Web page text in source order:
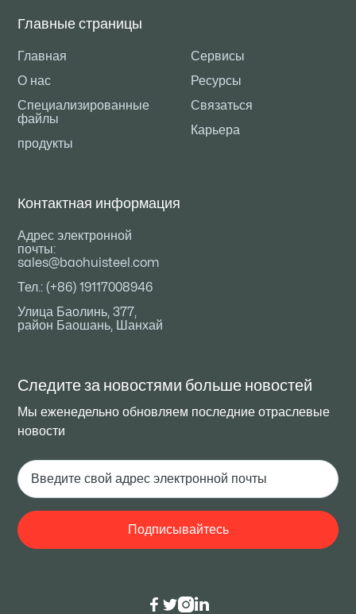
Главные страницы
Главная
О нас
Специализированные
файлы
продукты
Сервисы
Ресурсы
Связаться
Карьера
Контактная информация
Адрес электронной
почты:
sales@baohuisteel.com
Тел.: (+86) 19117008946
Улица Баолинь, 377,
район Баошань, Шанхай
Следите за новостями больше новостей
Мы еженедельно обновляем последние отраслевые
новости
 